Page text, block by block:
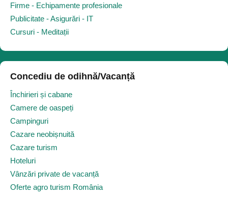
Firme - Echipamente profesionale
Publicitate - Asigurări - IT
Cursuri - Meditații
Concediu de odihnă/Vacanță
Închirieri și cabane
Camere de oaspeți
Campinguri
Cazare neobișnuită
Cazare turism
Hoteluri
Vânzări private de vacanță
Oferte agro turism România